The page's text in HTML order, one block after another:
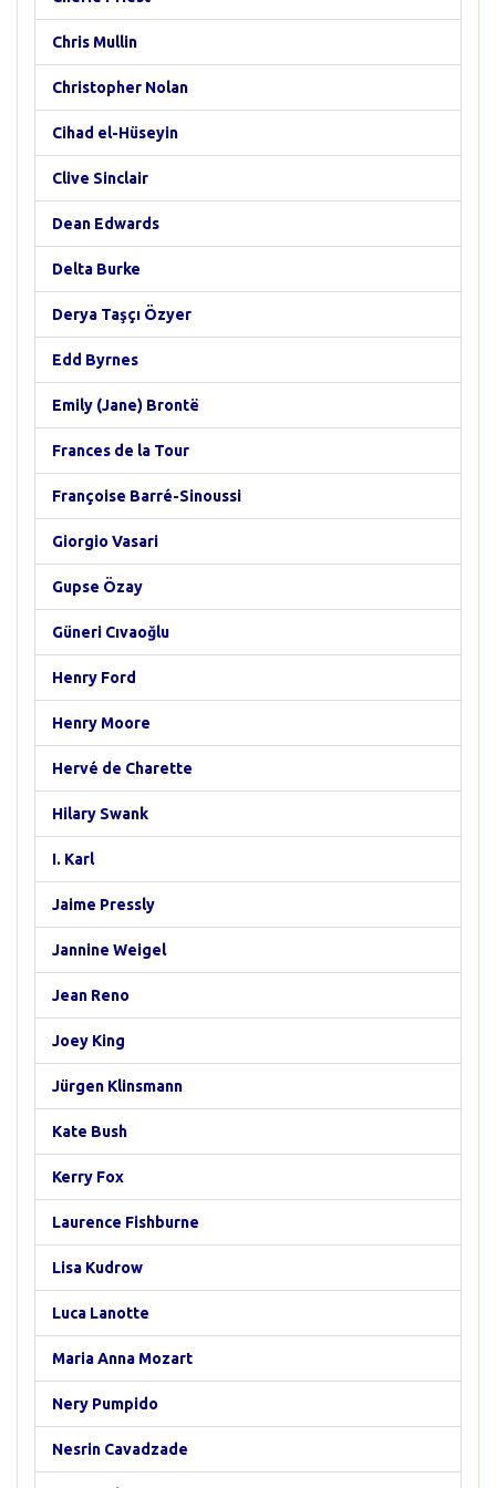
Chris Mullin
Christopher Nolan
Cihad el-Hüseyin
Clive Sinclair
Dean Edwards
Delta Burke
Derya Taşçı Özyer
Edd Byrnes
Emily (Jane) Brontë
Frances de la Tour
Françoise Barré-Sinoussi
Giorgio Vasari
Gupse Özay
Güneri Cıvaoğlu
Henry Ford
Henry Moore
Hervé de Charette
Hilary Swank
I. Karl
Jaime Pressly
Jannine Weigel
Jean Reno
Joey King
Jürgen Klinsmann
Kate Bush
Kerry Fox
Laurence Fishburne
Lisa Kudrow
Luca Lanotte
Maria Anna Mozart
Nery Pumpido
Nesrin Cavadzade